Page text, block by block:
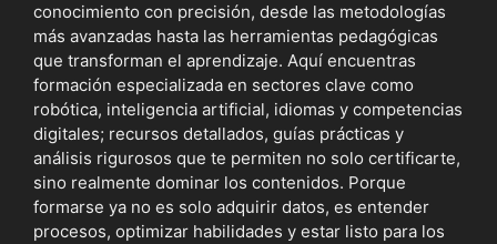
conocimiento con precisión, desde las metodologías
más avanzadas hasta las herramientas pedagógicas
que transforman el aprendizaje. Aquí encuentras
formación especializada en sectores clave como
robótica, inteligencia artificial, idiomas y competencias
digitales; recursos detallados, guías prácticas y
análisis rigurosos que te permiten no solo certificarte,
sino realmente dominar los contenidos. Porque
formarse ya no es solo adquirir datos, es entender
procesos, optimizar habilidades y estar listo para los